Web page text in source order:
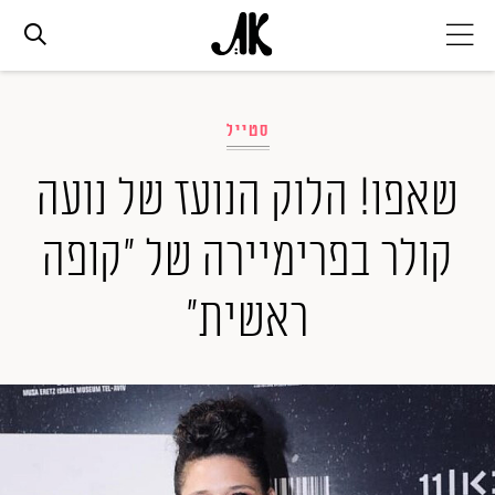
אופנה
ביוטי
סלבס
ערוצים נוספים
המגזין
סטייל
שאפו! הלוק הנועז של נועה
קולר בפרימיירה של "קופה
ראשית"